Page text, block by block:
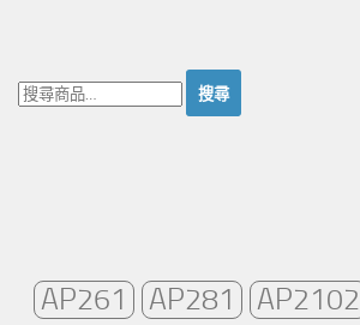
搜
尋：
AP261 AP281 AP2102